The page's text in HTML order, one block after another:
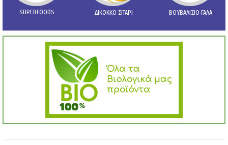
SUPERFOODS ΔΙΚΟΚΚΟ ΣΙΤΑΡΙ ΒΟΥΒΑΛΙΣΙΟ ΓΑΛΑ